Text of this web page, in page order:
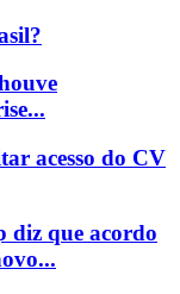
acesso do CV
diz que acordo